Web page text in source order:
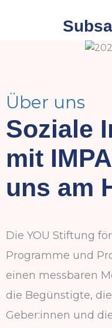
Über uns
Soziale
mit
uns am
Die YOU Stiftung
Programme und
einen messbaren
die Begünstigte,
Geber:innen und